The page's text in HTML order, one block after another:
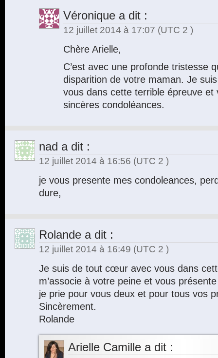
Véronique a dit :
12 juillet 2014 à 17:07 (UTC 2 )
Chère Arielle,
C’est avec une profonde tristesse
disparition de votre maman. Je
vous dans cette terrible épreuve et
sincères condoléances.
nad a dit :
12 juillet 2014 à 16:56 (UTC 2 )
je vous presente mes condoleances,
dure,
Rolande a dit :
12 juillet 2014 à 16:49 (UTC 2 )
Je suis de tout cœur avec vous dans
m’associe à votre peine et vous
je prie pour vous deux et pour tous vos
Sincèrement.
Rolande
Arielle Camille a dit :